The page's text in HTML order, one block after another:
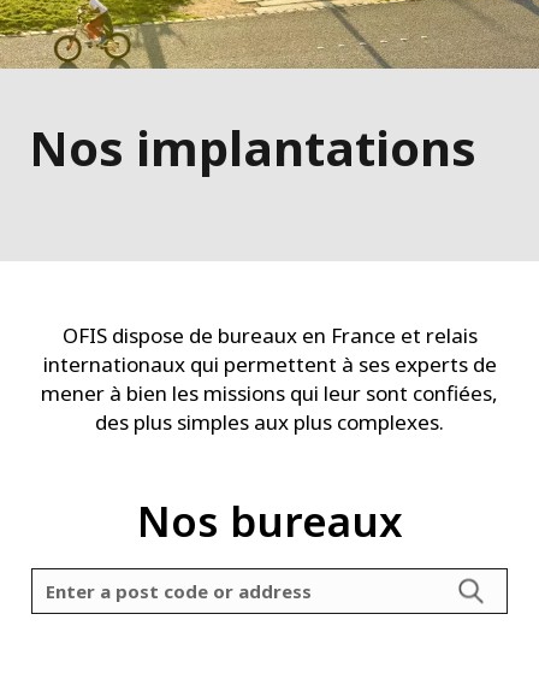
Nos implantations
OFIS dispose de bureaux en France et relais
internationaux qui permettent à ses experts de
mener à bien les missions qui leur sont confiées,
des plus simples aux plus complexes.
Nos bureaux